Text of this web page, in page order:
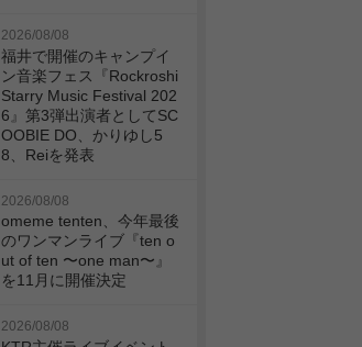
2026/08/08
福井で開催のキャンプイ
ン音楽フェス『Rockroshi
Starry Music Festival 202
6』第3弾出演者としてSC
OOBIE DO、かりゆし5
8、Reiを発表
2026/08/08
omeme tenten、今年最後
のワンマンライブ『ten o
ut of ten 〜one man〜』
を11月に開催決定
2026/08/08